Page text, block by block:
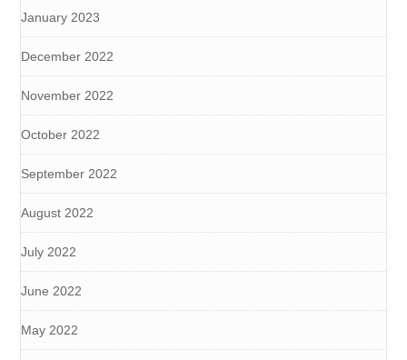
January 2023
December 2022
November 2022
October 2022
September 2022
August 2022
July 2022
June 2022
May 2022